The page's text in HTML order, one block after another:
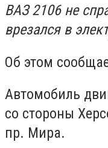
ВАЗ 2106 не
врезался в
Об этом
Автомобиль
со стороны
пр. Мира.